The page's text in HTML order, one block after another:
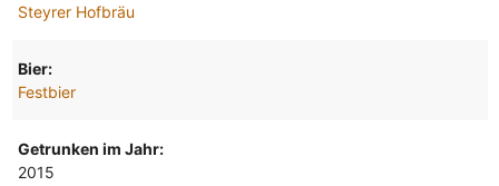
Steyrer Hofbräu
Bier:
Festbier
Getrunken im Jahr:
2015